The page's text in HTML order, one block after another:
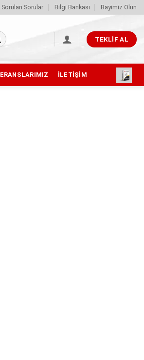
Sorulan Sorular Bilgi Bankası Bayimiz Olun
TEKLIF AL
İLETIŞIM